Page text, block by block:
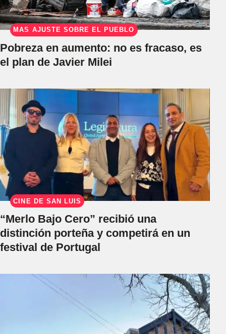
MÁS AJUSTE SOBRE EL PUEBLO
Pobreza en aumento: no es fracaso, es
el plan de Javier Milei
CINE DE SAN LUIS
“Merlo Bajo Cero” recibió una
distinción porteña y competirá en un
festival de Portugal